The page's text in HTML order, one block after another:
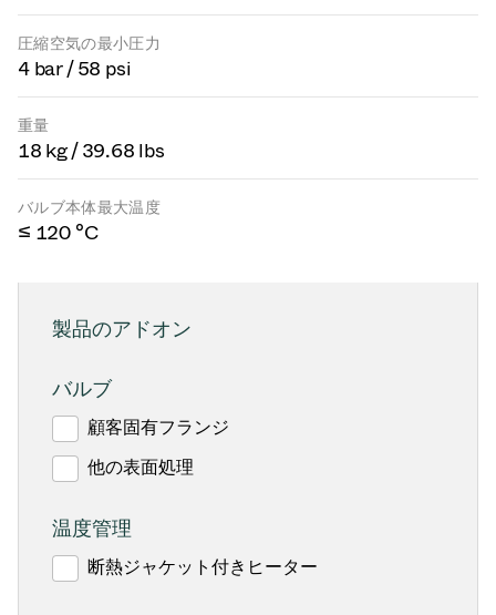
圧縮空気の最小圧力
4 bar / 58 psi
重量
18 kg / 39.68 lbs
バルブ本体最大温度
≤ 120 °C
製品のアドオン
バルブ
顧客固有フランジ
他の表面処理
温度管理
断熱ジャケット付きヒーター